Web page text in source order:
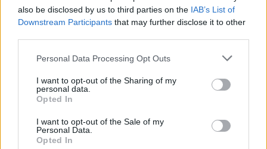
also be disclosed by us to third parties on the IAB’s List of
Downstream Participants that may further disclose it to other
Personal Data Processing Opt Outs
I want to opt-out of the Sharing of my
personal data.
Opted In
I want to opt-out of the Sale of my
Personal Data.
Opted In
Les îles européennes, la nouvelle tendance
romantique des jeunes mariés